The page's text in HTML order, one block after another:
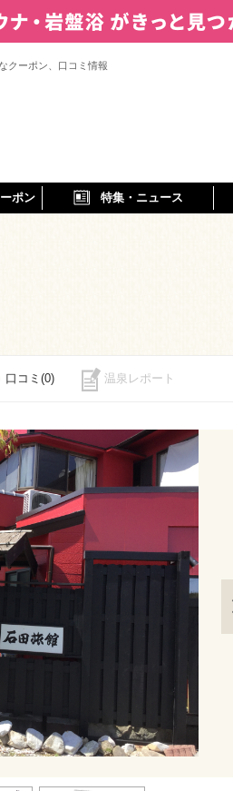
クーポン、口コミ情報
ポン 特集・ニュース
口コミ(0) 温泉レポート